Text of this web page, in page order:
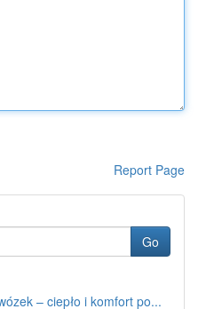
Report Page
Go
– ciepło i komfort po...